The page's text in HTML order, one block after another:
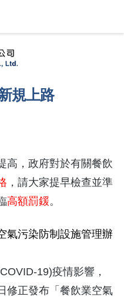
規上路
高，政府對於有關餐飲
，請大家提早檢查並準
高額罰鍰。
氣污染防制設施管理辦
19)疫情影響，
修正發布「餐飲業空氣